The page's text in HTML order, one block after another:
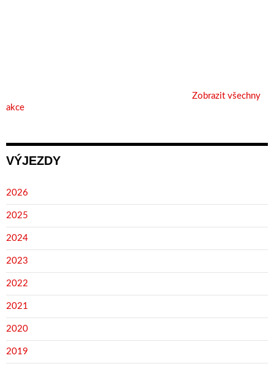
Zobrazit všechny
akce
VÝJEZDY
2026
2025
2024
2023
2022
2021
2020
2019